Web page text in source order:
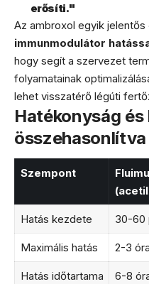
erősíti."
Az ambroxol egyik jelentős
immunmodulátor
hogy segít a szervezet
folyamatainak
lehet visszatérő légúti
Hatékonyság
összehasonlítva
Szempont
Hatás kezdete 30-60
Maximális hatás 2-3 óra
Hatás időtartama 6-8